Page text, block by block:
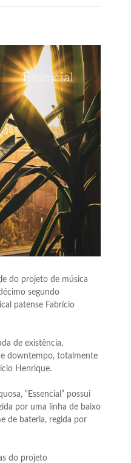
do projeto de música
segundo
patense Fabrício
de existência,
downtempo, totalmente
Henrique.
“Essencial” possui
por uma linha de baixo
de bateria, regida por
do projeto